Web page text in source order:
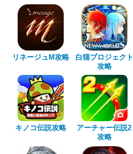
リネージュM攻略
白猫プロジェクト
攻略
キノコ伝説攻略
アーチャー伝説2
攻略